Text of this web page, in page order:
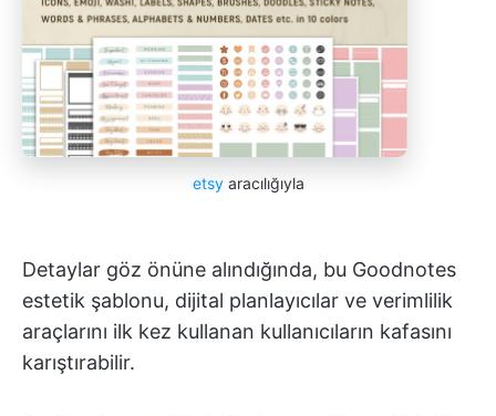
etsyaracılığıyla
Detaylar göz önüne alındığında, bu Goodnotes
estetik şablonu, dijital planlayıcılar ve verimlilik
araçlarını ilk kez kullanan kullanıcıların kafasını
karıştırabilir.